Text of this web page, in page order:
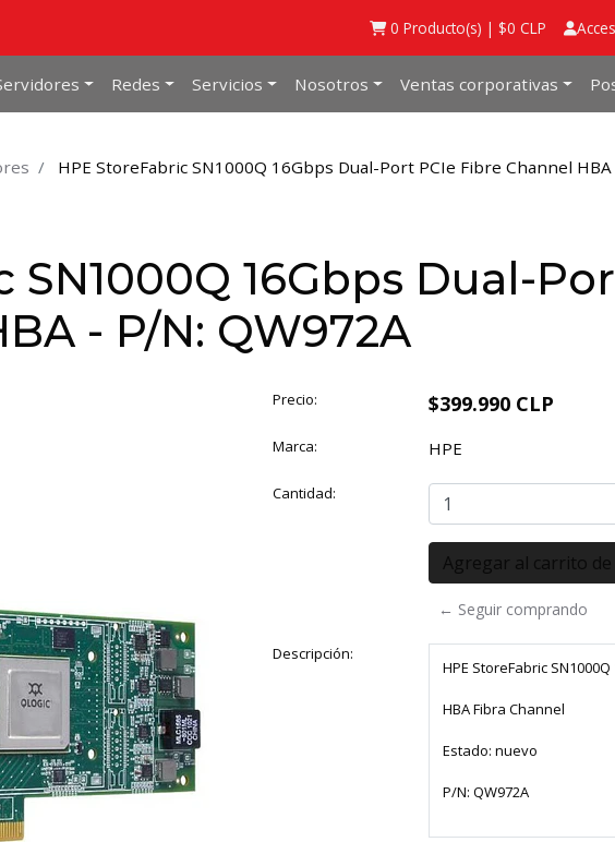
0 Producto(s) | $0 CLP
Redes Servicios Nosotros Ventas corporativas
HPE StoreFabric SN1000Q 16Gbps Dual-Port PCIe Fibre Channel
SN1000Q 16Gbps Dual-
- P/N: QW972A
Precio: $399.990 CLP
Marca: HPE
Cantidad:
← Seguir comprando
Descripción:
HPE StoreFabric
HBA Fibra Channel
Estado: nuevo
P/N: QW972A